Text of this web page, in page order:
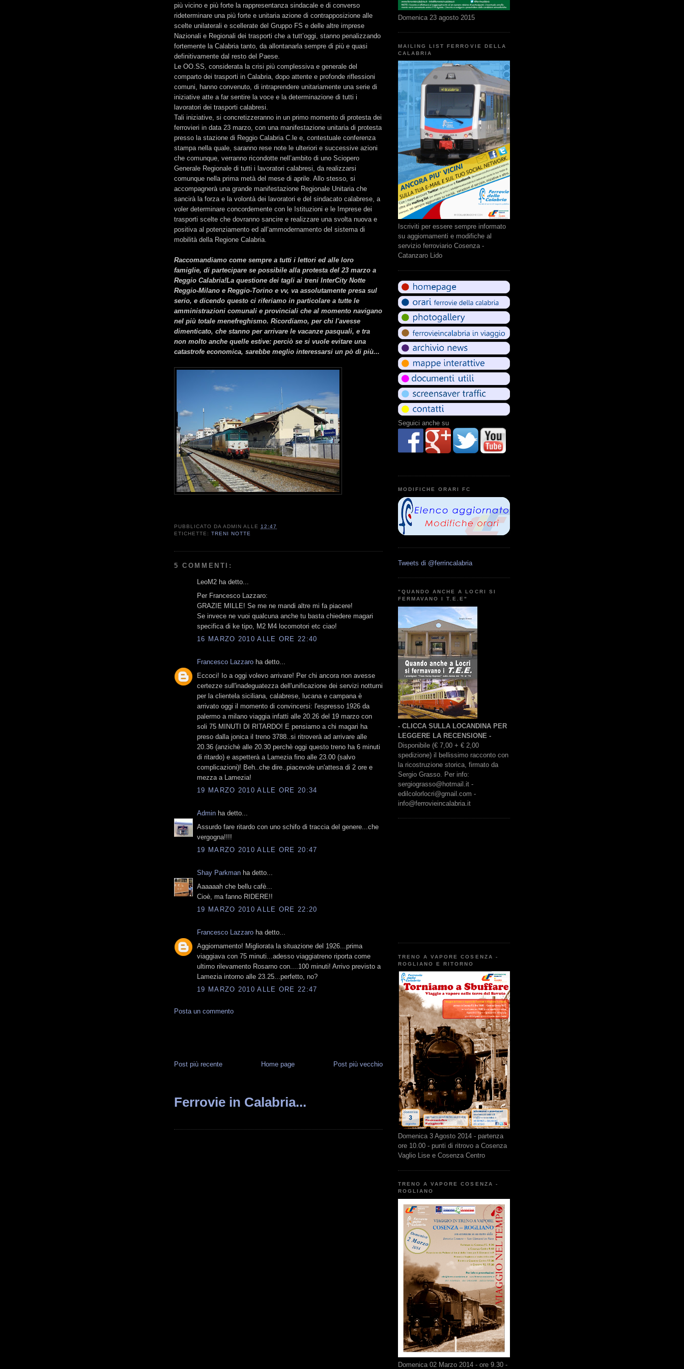
più vicino e più forte la rappresentanza sindacale e di converso
rideterminare una più forte e unitaria azione di contrapposizione alle
scelte unilaterali e scellerate del Gruppo FS e delle altre imprese
Nazionali e Regionali dei trasporti che a tutt’oggi, stanno penalizzando
fortemente la Calabria tanto, da allontanarla sempre di più e quasi
definitivamente dal resto del Paese.
Le OO.SS, considerata la crisi più complessiva e generale del
comparto dei trasporti in Calabria, dopo attente e profonde riflessioni
comuni, hanno convenuto, di intraprendere unitariamente una serie di
iniziative atte a far sentire la voce e la determinazione di tutti i
lavoratori dei trasporti calabresi.
Tali iniziative, si concretizzeranno in un primo momento di protesta dei
ferrovieri in data 23 marzo, con una manifestazione unitaria di protesta
presso la stazione di Reggio Calabria C.le e, contestuale conferenza
stampa nella quale, saranno rese note le ulteriori e successive azioni
che comunque, verranno ricondotte nell’ambito di uno Sciopero
Generale Regionale di tutti i lavoratori calabresi, da realizzarsi
comunque nella prima metà del mese di aprile. Allo stesso, si
accompagnerà una grande manifestazione Regionale Unitaria che
sancirà la forza e la volontà dei lavoratori e del sindacato calabrese, a
voler determinare concordemente con le Istituzioni e le Imprese dei
trasporti scelte che dovranno sancire e realizzare una svolta nuova e
positiva al potenziamento ed all’ammodernamento del sistema di
mobilità della Regione Calabria.
Raccomandiamo come sempre a tutti i lettori ed alle loro
famiglie, di partecipare se possibile alla protesta del 23 marzo a
Reggio Calabria!La questione dei tagli ai treni InterCity Notte
Reggio-Milano e Reggio-Torino e vv, va assolutamente presa sul
serio, e dicendo questo ci riferiamo in particolare a tutte le
amministrazioni comunali e provinciali che al momento navigano
nel più totale menefreghismo. Ricordiamo, per chi l'avesse
dimenticato, che stanno per arrivare le vacanze pasquali, e tra
non molto anche quelle estive: perciò se si vuole evitare una
catastrofe economica, sarebbe meglio interessarsi un pò di più...
PUBBLICATO DAADMIN ALLE 12:47
ETICHETTE:TRENI NOTTE
5 COMMENTI:
LeoM2 ha detto...
Per Francesco Lazzaro:
GRAZIE MILLE! Se me ne mandi altre mi fa piacere!
Se invece ne vuoi qualcuna anche tu basta chiedere magari
specifica di ke tipo, M2 M4 locomotori etc ciao!
16 MARZO 2010 ALLE ORE 22:40
Francesco Lazzaro ha detto...
Eccoci! Io a oggi volevo arrivare! Per chi ancora non avesse
certezze sull'inadeguatezza dell'unificazione dei servizi notturni
per la clientela siciliana, calabrese, lucana e campana è
arrivato oggi il momento di convincersi: l'espresso 1926 da
palermo a milano viaggia infatti alle 20.26 del 19 marzo con
soli 75 MINUTI DI RITARDO! E pensiamo a chi magari ha
preso dalla jonica il treno 3788..si ritroverà ad arrivare alle
20.36 (anzichè alle 20.30 perchè oggi questo treno ha 6 minuti
di ritardo) e aspetterà a Lamezia fino alle 23.00 (salvo
complicazioni)! Beh..che dire..piacevole un'attesa di 2 ore e
mezza a Lamezia!
19 MARZO 2010 ALLE ORE 20:34
Admin ha detto...
Assurdo fare ritardo con uno schifo di traccia del genere...che
vergogna!!!!
19 MARZO 2010 ALLE ORE 20:47
Shay Parkman ha detto...
Aaaaaah che bellu cafè...
Cioè, ma fanno RIDERE!!
19 MARZO 2010 ALLE ORE 22:20
Francesco Lazzaro ha detto...
Aggiornamento! Migliorata la situazione del 1926...prima
viaggiava con 75 minuti...adesso viaggiatreno riporta come
ultimo rilevamento Rosarno con....100 minuti! Arrivo previsto a
Lamezia intorno alle 23.25...perfetto, no?
19 MARZO 2010 ALLE ORE 22:47
Posta un commento
Post più recente Post più vecchio
Home page
Ferrovie in Calabria...
Domenica 23 agosto 2015
MAILING LIST FERROVIE DELLA
CALABRIA
Iscriviti per essere sempre informato
su aggiornamenti e modifiche al
servizio ferroviario Cosenza -
Catanzaro Lido
Seguici anche su
MODIFICHE ORARI FC
Tweets di @ferrincalabria
"QUANDO ANCHE A LOCRI SI
FERMAVANO I T.E.E"
- CLICCA SULLA LOCANDINA PER
LEGGERE LA RECENSIONE -
Disponibile (€ 7,00 + € 2,00
spedizione) il bellissimo racconto con
la ricostruzione storica, firmato da
Sergio Grasso. Per info:
sergiograsso@hotmail.it -
edilcolorlocri@gmail.com -
info@ferrovieincalabria.it
TRENO A VAPORE COSENZA -
ROGLIANO E RITORNO
Domenica 3 Agosto 2014 - partenza
ore 10.00 - punti di ritrovo a Cosenza
Vaglio Lise e Cosenza Centro
TRENO A VAPORE COSENZA -
ROGLIANO
Domenica 02 Marzo 2014 - ore 9.30 -